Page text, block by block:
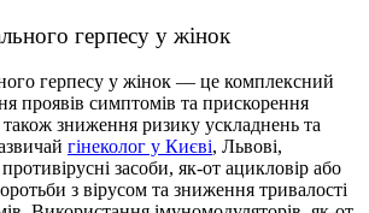
герпесу у жінок
герпесу у жінок — це комплексний
проявів симптомів та прискорення
також зниження ризику ускладнень та
гінеколог у Києві, Львові,
засоби, як-от ацикловір або
з вірусом та зниження тривалості